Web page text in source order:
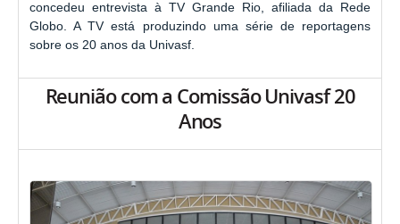
concedeu entrevista à TV Grande Rio, afiliada da Rede
Globo. A TV está produzindo uma série de reportagens
sobre os 20 anos da Univasf.
Reunião com a Comissão Univasf 20
Anos